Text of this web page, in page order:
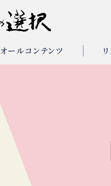
オールコンテンツ